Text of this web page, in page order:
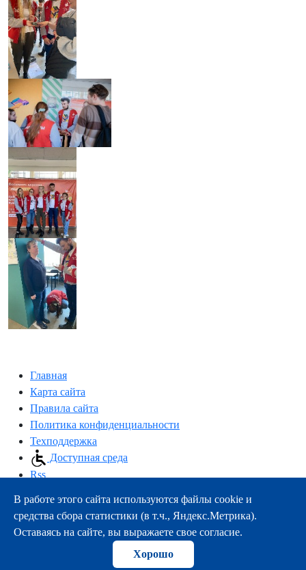
Главная
Карта сайта
Правила сайта
Политика конфиденциальности
Техподдержка
Доступная среда
Rss
163000, г.Архангельск, пр-т Троицкий, 51
тел.:+7 (8182) 21-11-63
e-mail:info@nsmu.ru
© ФГБОУ ВО СГМУ (г. Архангельск) Минздрава России
В работе этого сайта используются файлы cookie и
средства сбора статистики (в т.ч., Яндекс.Метрика).
Оставаясь на сайте, вы выражаете свое согласие.
Хорошо